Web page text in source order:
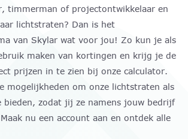
timmerman of projectontwikkelaar en
lichtstraten? Dan is het
van Skylar wat voor jou! Zo kun je als
maken van kortingen en krijg je de
prijzen in te zien bij onze calculator.
mogelijkheden om onze lichtstraten als
bieden, zodat jij ze namens jouw bedrijf
nu een account aan en ontdek alle